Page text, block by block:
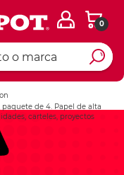
0
paquete de 4. Papel de alta
carteles, proyectos
Ingresar Codigo